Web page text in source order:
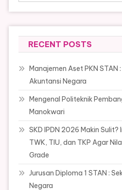
RECENT POSTS
Manajemen Aset PKN STAN
Akuntansi Negara
Mengenal Politeknik
Manokwari
SKD IPDN 2026 Makin Sulit?
TWK, TIU, dan TKP Agar
Grade
Jurusan Diploma 1 STAN :
Negara